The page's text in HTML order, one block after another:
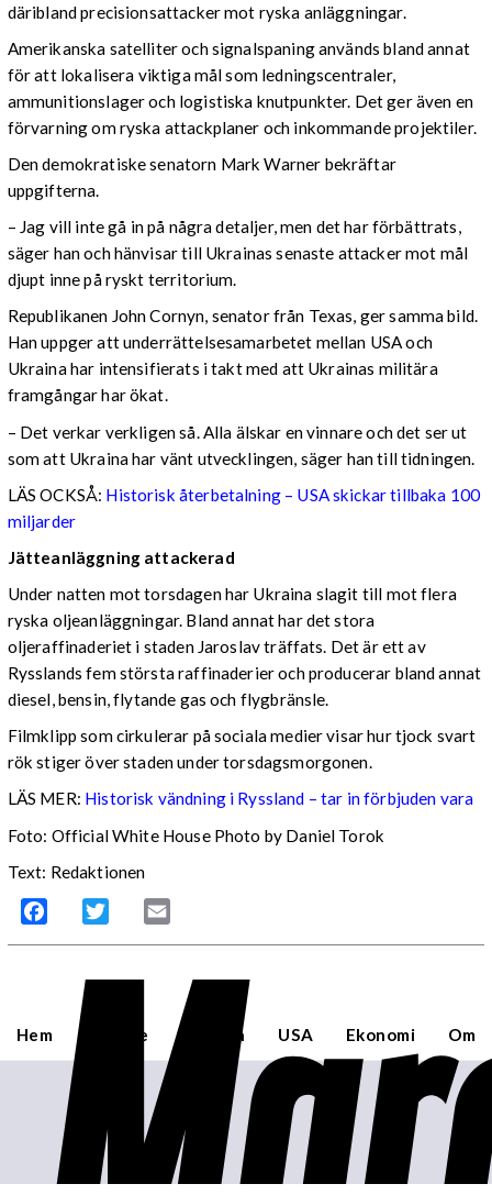
däribland precisionsattacker mot ryska anläggningar.
Amerikanska satelliter och signalspaning används bland annat
för att lokalisera viktiga mål som ledningscentraler,
ammunitionslager och logistiska knutpunkter. Det ger även en
förvarning om ryska attackplaner och inkommande projektiler.
Den demokratiske senatorn Mark Warner bekräftar
uppgifterna.
– Jag vill inte gå in på några detaljer, men det har förbättrats,
säger han och hänvisar till Ukrainas senaste attacker mot mål
djupt inne på ryskt territorium.
Republikanen John Cornyn, senator från Texas, ger samma bild.
Han uppger att underrättelsesamarbetet mellan USA och
Ukraina har intensifierats i takt med att Ukrainas militära
framgångar har ökat.
– Det verkar verkligen så. Alla älskar en vinnare och det ser ut
som att Ukraina har vänt utvecklingen, säger han till tidningen.
LÄS OCKSÅ: Historisk återbetalning – USA skickar tillbaka 100
miljarder
Jätteanläggning attackerad
Under natten mot torsdagen har Ukraina slagit till mot flera
ryska oljeanläggningar. Bland annat har det stora
oljeraffinaderiet i staden Jaroslav träffats. Det är ett av
Rysslands fem största raffinaderier och producerar bland annat
diesel, bensin, flytande gas och flygbränsle.
Filmklipp som cirkulerar på sociala medier visar hur tjock svart
rök stiger över staden under torsdagsmorgonen.
LÄS MER: Historisk vändning i Ryssland – tar in förbjuden vara
Foto: Official White House Photo by Daniel Torok
Text: Redaktionen
Facebook Twitter
Hem Sverige Världen USA Ekonomi Om